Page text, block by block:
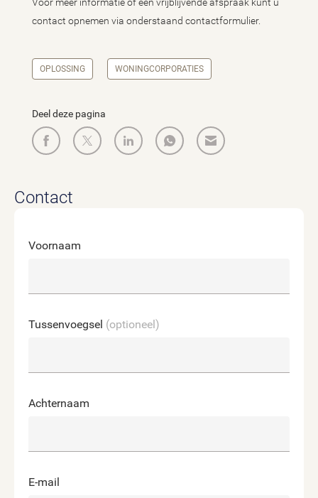
contact opnemen via onderstaand contactformulier.
OPLOSSING WONINGCORPORATIES
Deel deze pagina
Contact
Voornaam
Tussenvoegsel (optioneel)
Achternaam
E-mail